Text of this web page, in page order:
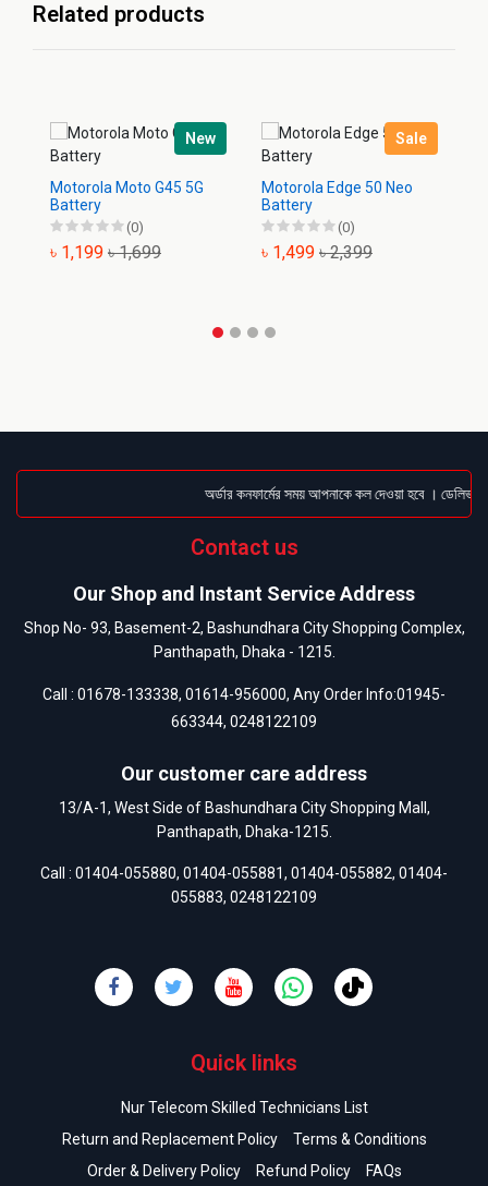
Related products
New
Motorola Moto G45 5G
Battery
(0)
৳ 1,199 ৳ 1,699
Sale
Motorola Edge 50 Neo
Battery
(0)
৳ 1,499 ৳ 2,399
অর্ডার কনফার্মের সময় আপনাকে কল দেওয়া হবে ।
Contact us
Our Shop and Instant Service Address
Shop No- 93, Basement-2, Bashundhara City Shopping Complex,
Panthapath, Dhaka - 1215.
Call : 01678-133338, 01614-956000, Any Order Info:01945-
663344, 0248122109
Our customer care address
13/A-1, West Side of Bashundhara City Shopping Mall,
Panthapath, Dhaka-1215.
Call : 01404-055880, 01404-055881, 01404-055882, 01404-
055883, 0248122109
Quick links
Nur Telecom Skilled Technicians List
Return and Replacement Policy
Terms & Conditions
Order & Delivery Policy
Refund Policy FAQs